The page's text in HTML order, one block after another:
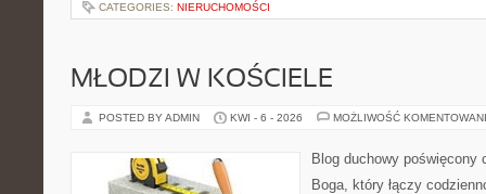
CATEGORIES: NIERUCHOMOŚCI
MŁODZI W KOŚCIELE
POSTED BY ADMIN KWI - 6 - 2026 MOŻLIWOŚĆ
Blog duchowy
Boga, który łączy